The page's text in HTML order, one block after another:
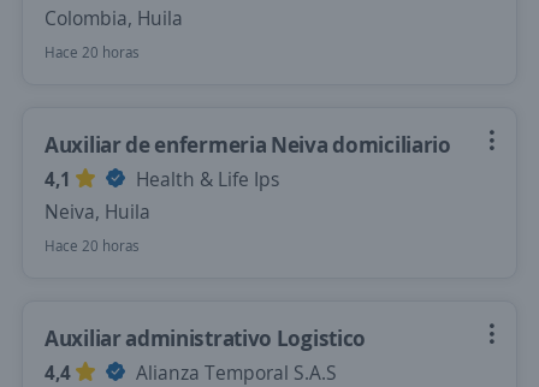
Colombia, Huila
Hace 20 horas
Auxiliar de enfermeria Neiva domiciliario
4,1
Health & Life Ips
Neiva, Huila
Hace 20 horas
Auxiliar administrativo Logistico
4,4
Alianza Temporal S.A.S